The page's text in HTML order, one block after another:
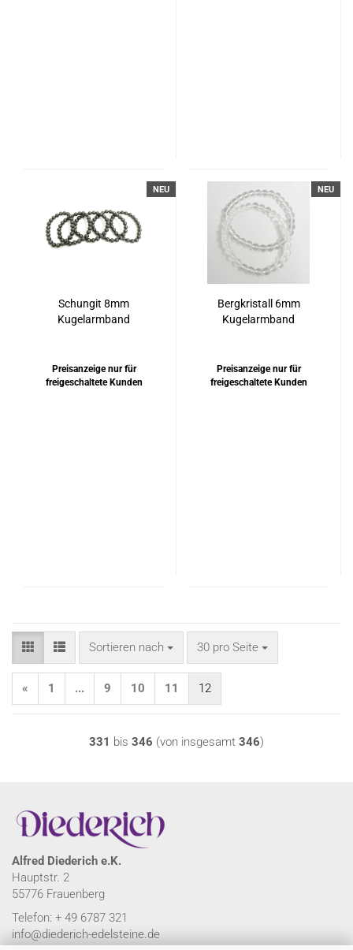
NEU
Schungit 8mm
Kugelarmband
Preisanzeige nur für
freigeschaltete Kunden
NEU
Bergkristall 6mm
Kugelarmband
Preisanzeige nur für
freigeschaltete Kunden
Sortieren nach
Sortieren nach 30 pro Seite
pro Seite
« 1 ... 9 10 11 12
331 bis 346 (von insgesamt 346)
Alfred Diederich e.K.
Hauptstr. 2
55776 Frauenberg
Telefon: + 49 6787 321
info@diederich-edelsteine.de